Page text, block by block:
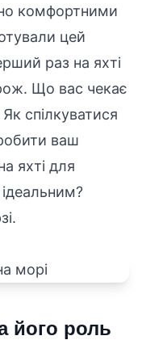
комфортними
цей
раз на яхті
Що вас чекає
спілкуватися
ваш
яхті для
його роль